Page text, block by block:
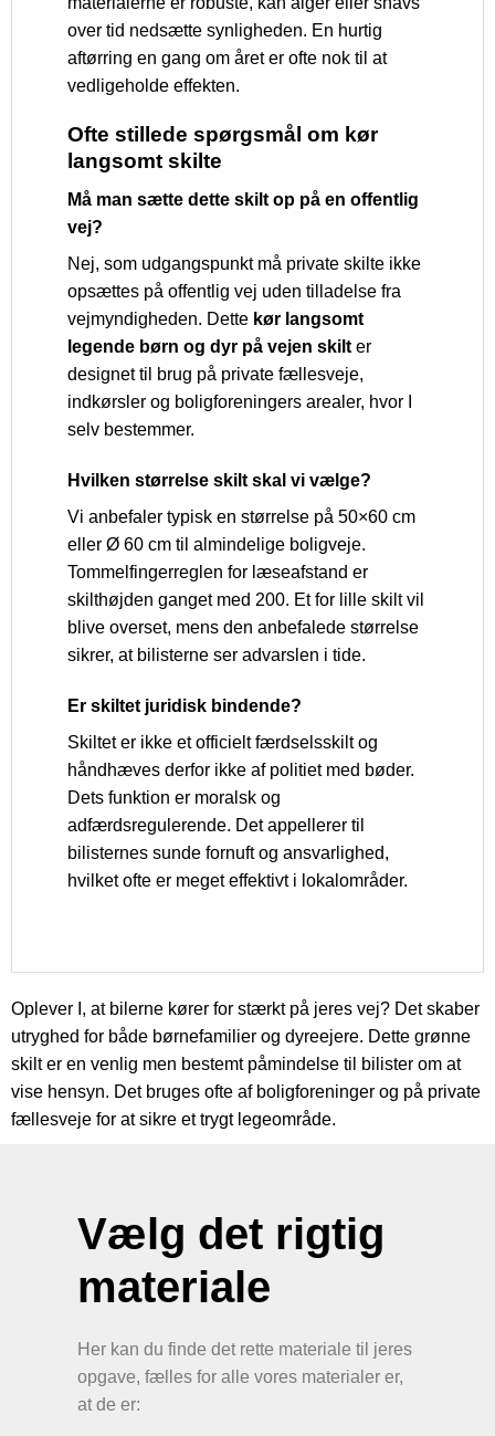
over tid nedsætte synligheden. En hurtig
aftørring en gang om året er ofte nok til at
vedligeholde effekten.
Ofte stillede spørgsmål om kør
langsomt skilte
Må man sætte dette skilt op på en offentlig
vej?
Nej, som udgangspunkt må private skilte ikke
opsættes på offentlig vej uden tilladelse fra
vejmyndigheden. Dette kør langsomt
legende børn og dyr på vejen skilt er
designet til brug på private fællesveje,
indkørsler og boligforeningers arealer, hvor I
selv bestemmer.
Hvilken størrelse skilt skal vi vælge?
Vi anbefaler typisk en størrelse på 50×60 cm
eller Ø 60 cm til almindelige boligveje.
Tommelfingerreglen for læseafstand er
skilthøjden ganget med 200. Et for lille skilt vil
blive overset, mens den anbefalede størrelse
sikrer, at bilisterne ser advarslen i tide.
Er skiltet juridisk bindende?
Skiltet er ikke et officielt færdselsskilt og
håndhæves derfor ikke af politiet med bøder.
Dets funktion er moralsk og
adfærdsregulerende. Det appellerer til
bilisternes sunde fornuft og ansvarlighed,
hvilket ofte er meget effektivt i lokalområder.
Oplever I, at bilerne kører for stærkt på jeres vej? Det skaber
utryghed for både børnefamilier og dyreejere. Dette grønne
skilt er en venlig men bestemt påmindelse til bilister om at
vise hensyn. Det bruges ofte af boligforeninger og på private
fællesveje for at sikre et trygt legeområde.
Vælg det rigtig
materiale
Her kan du finde det rette materiale til jeres
opgave, fælles for alle vores materialer er,
at de er: